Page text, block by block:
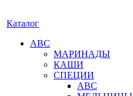
Каталог
АВС
МАРИНАДЫ
КАШИ
СПЕЦИИ
АВС